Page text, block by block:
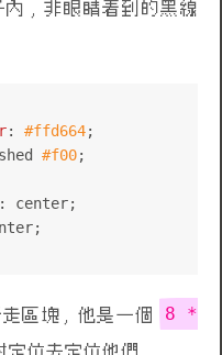
, 非眼睛看到的黑線
: #ffd664;
#f00;
: center;
區塊 , 他是一個
8 *